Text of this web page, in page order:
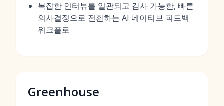
복잡한 인터뷰를 일관되고 감사 가능한, 빠른
의사결정으로 전환하는 AI 네이티브 피드백
워크플로
Greenhouse